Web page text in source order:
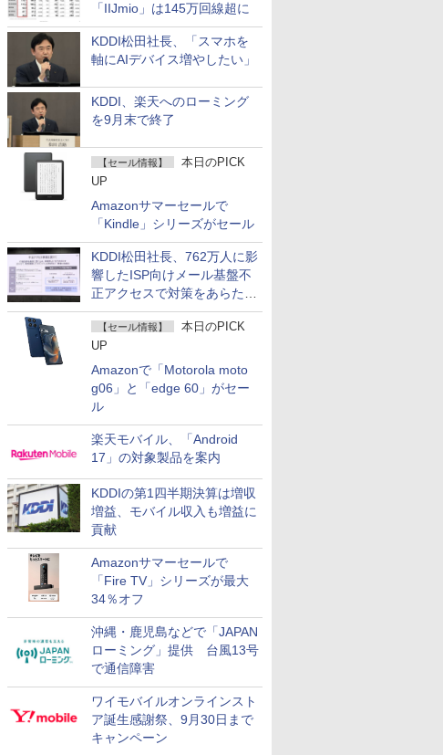
「IIJmio」は145万回線超に
KDDI松田社長、「スマホを
軸にAIデバイス増やしたい」
KDDI、楽天へのローミング
を9月末で終了
【セール情報】
本日のPICK
UP
Amazonサマーセールで
「Kindle」シリーズがセール
KDDI松田社長、762万人に影
響したISP向けメール基盤不
正アクセスで対策をあらため
て説明
【セール情報】
本日のPICK
UP
Amazonで「Motorola moto
g06」と「edge 60」がセー
ル
楽天モバイル、「Android
17」の対象製品を案内
KDDIの第1四半期決算は増収
増益、モバイル収入も増益に
貢献
Amazonサマーセールで
「Fire TV」シリーズが最大
34％オフ
沖縄・鹿児島などで「JAPAN
ローミング」提供 台風13号
で通信障害
ワイモバイルオンラインスト
ア誕生感謝祭、9月30日まで
キャンペーン